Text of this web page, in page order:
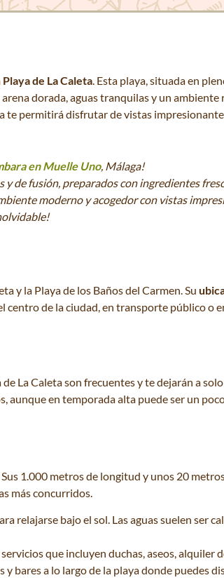
Playa de La Caleta. Esta playa, situada en
dorada, aguas tranquilas y un
permitirá disfrutar de vistas
en Muelle Uno, Málaga!
de fusión, preparados con ingredientes
moderno y acogedor con vistas
y la Playa de los Baños del Carmen. Su
centro de la ciudad, en transporte público o
La Caleta son frecuentes y te dejarán a
aunque en temporada alta puede ser un
1.000 metros de longitud y unos 20
más concurridos.
relajarse bajo el sol. Las aguas suelen ser
que incluyen duchas, aseos, alquiler
bares a lo largo de la playa donde puedes